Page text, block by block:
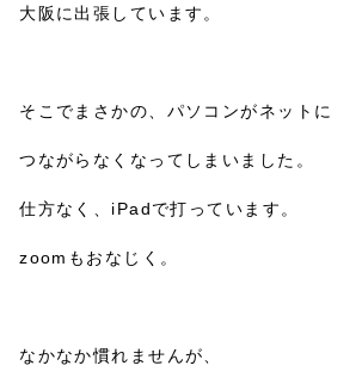
大阪に出張しています。
そこでまさかの、パソコンがネットに
つながらなくなってしまいました。
仕方なく、iPadで打っています。
zoomもおなじく。
なかなか慣れませんが、